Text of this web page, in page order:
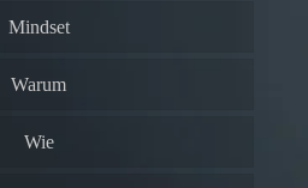
Mindset
Warum
Wie